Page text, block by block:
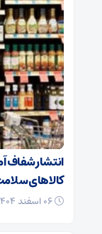
انتشار شفاف
کالاهای